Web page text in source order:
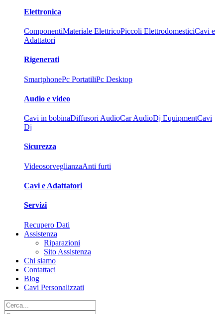
Elettronica
ComponentiMateriale ElettricoPiccoli ElettrodomesticiCavi e
Adattatori
Rigenerati
SmartphonePc PortatiliPc Desktop
Audio e video
Cavi in bobinaDiffusori AudioCar AudioDj EquipmentCavi
Dj
Sicurezza
VideosorveglianzaAnti furti
Cavi e Adattatori
Servizi
Recupero Dati
Assistenza
Riparazioni
Sito Assistenza
Chi siamo
Contattaci
Blog
Cavi Personalizzati